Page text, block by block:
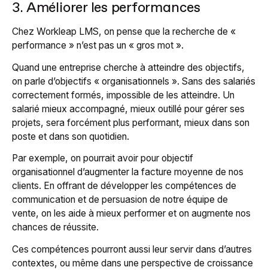
3. Améliorer les performances
Chez Workleap LMS, on pense que la recherche de «
performance » n’est pas un « gros mot ».
Quand une entreprise cherche à atteindre des objectifs,
on parle d’objectifs « organisationnels ». Sans des salariés
correctement formés, impossible de les atteindre. Un
salarié mieux accompagné, mieux outillé pour gérer ses
projets, sera forcément plus performant, mieux dans son
poste et dans son quotidien.
Par exemple, on pourrait avoir pour objectif
organisationnel d’augmenter la facture moyenne de nos
clients. En offrant de développer les compétences de
communication et de persuasion de notre équipe de
vente, on les aide à mieux performer et on augmente nos
chances de réussite.
Ces compétences pourront aussi leur servir dans d’autres
contextes, ou même dans une perspective de croissance